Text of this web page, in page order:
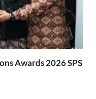
Awards 2026 SPS